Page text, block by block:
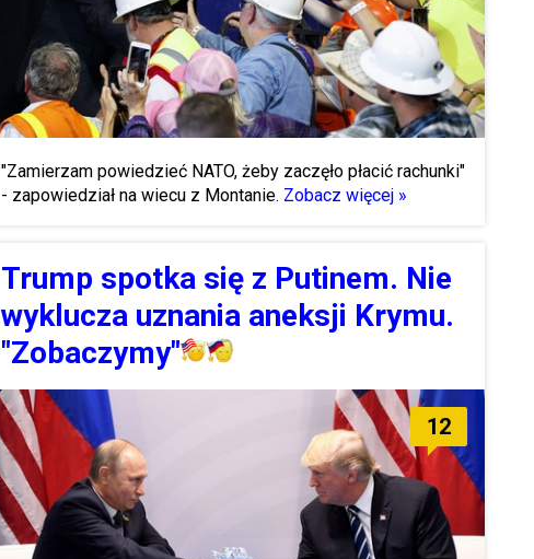
"Zamierzam powiedzieć NATO, żeby zaczęło płacić rachunki"
- zapowiedział na wiecu z Montanie. Zobacz więcej »
Trump spotka się z Putinem. Nie
wyklucza uznania aneksji Krymu.
"Zobaczymy"
12